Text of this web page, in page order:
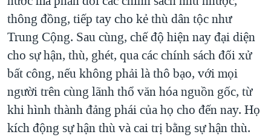
thông đồng, tiếp tay cho kẻ thù dân tộc như
Trung Cộng. Sau cùng, chế độ hiện nay đại diện
cho sự hận, thù, ghét, qua các chính sách đối xử
bất công, nếu không phải là thô bạo, với mọi
người trên cùng lãnh thổ văn hóa nguồn gốc, từ
khi hình thành đảng phái của họ cho đến nay. Họ
kích động sự hận thù và cai trị bằng sự hận thù.